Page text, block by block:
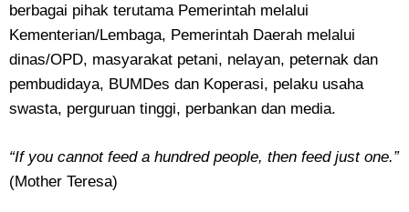
berbagai pihak terutama Pemerintah melalui
Kementerian/Lembaga, Pemerintah Daerah melalui
dinas/OPD, masyarakat petani, nelayan, peternak dan
pembudidaya, BUMDes dan Koperasi, pelaku usaha
swasta, perguruan tinggi, perbankan dan media.
“If you cannot feed a hundred people, then feed just one.”
(Mother Teresa)